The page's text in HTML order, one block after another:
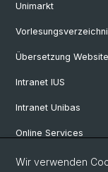
Unimarkt
Übersetzung
Intranet IUS
Intranet Unibas
Online Services
Wir verwenden